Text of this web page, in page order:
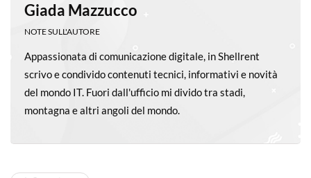
Giada Mazzucco
NOTE SULL'AUTORE
Appassionata di comunicazione digitale, in Shellrent
scrivo e condivido contenuti tecnici, informativi e novità
del mondo IT. Fuori dall'ufficio mi divido tra stadi,
montagna e altri angoli del mondo.